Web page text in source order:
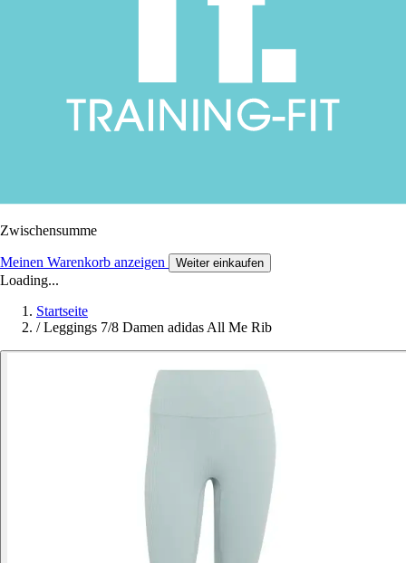
Zwischensumme
Meinen Warenkorb anzeigen Weiter einkaufen
Loading...
Startseite
/ Leggings 7/8 Damen adidas All Me Rib